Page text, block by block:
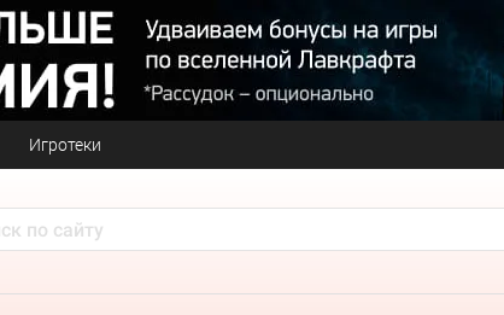
Игротеки